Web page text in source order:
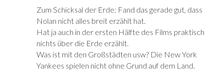
Zum Schicksal der Erde: Fand das gerade gut, dass
Nolan nicht alles breit erzählt hat.
Hat ja auch in der ersten Hälfte des Films praktisch
nichts über die Erde erzählt.
Was ist mit den Großstädten usw? Die New York
Yankees spielen nicht ohne Grund auf dem Land.